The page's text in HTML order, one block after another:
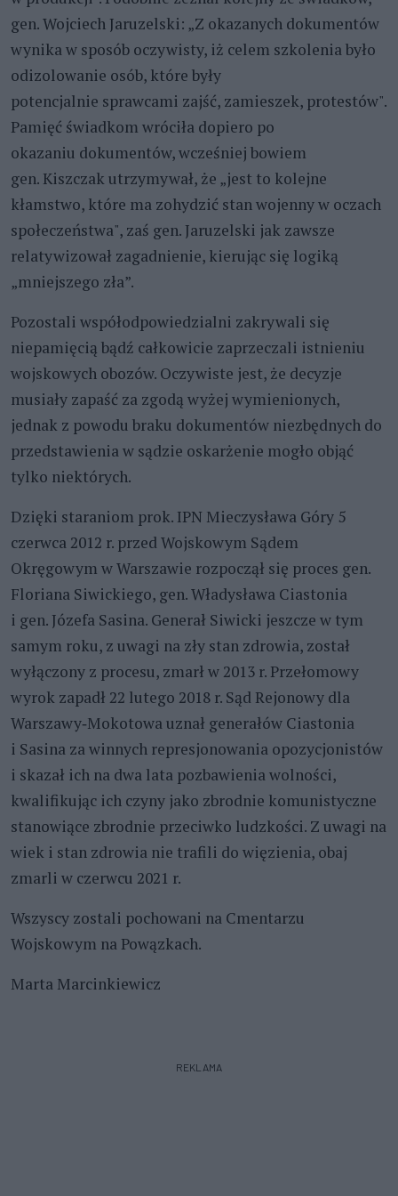
gen. Wojciech Jaruzelski: „Z okazanych dokumentów
wynika w sposób oczywisty, iż celem szkolenia było
odizolowanie osób, które były
potencjalnie sprawcami zajść, zamieszek, protestów".
Pamięć świadkom wróciła dopiero po
okazaniu dokumentów, wcześniej bowiem
gen. Kiszczak utrzymywał, że „jest to kolejne
kłamstwo, które ma zohydzić stan wojenny w oczach
społeczeństwa", zaś gen. Jaruzelski jak zawsze
relatywizował zagadnienie, kierując się logiką
„mniejszego zła”.
Pozostali współodpowiedzialni zakrywali się
niepamięcią bądź całkowicie zaprzeczali istnieniu
wojskowych obozów. Oczywiste jest, że decyzje
musiały zapaść za zgodą wyżej wymienionych,
jednak z powodu braku dokumentów niezbędnych do
przedstawienia w sądzie oskarżenie mogło objąć
tylko niektórych.
Dzięki staraniom prok. IPN Mieczysława Góry 5
czerwca 2012 r. przed Wojskowym Sądem
Okręgowym w Warszawie rozpoczął się proces gen.
Floriana Siwickiego, gen. Władysława Ciastonia
i gen. Józefa Sasina. Generał Siwicki jeszcze w tym
samym roku, z uwagi na zły stan zdrowia, został
wyłączony z procesu, zmarł w 2013 r. Przełomowy
wyrok zapadł 22 lutego 2018 r. Sąd Rejonowy dla
Warszawy‑Mokotowa uznał generałów Ciastonia
i Sasina za winnych represjonowania opozycjonistów
i skazał ich na dwa lata pozbawienia wolności,
kwalifikując ich czyny jako zbrodnie komunistyczne
stanowiące zbrodnie przeciwko ludzkości. Z uwagi na
wiek i stan zdrowia nie trafili do więzienia, obaj
zmarli w czerwcu 2021 r.
Wszyscy zostali pochowani na Cmentarzu
Wojskowym na Powązkach.
Marta Marcinkiewicz
REKLAMA